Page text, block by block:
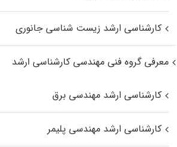
کارشناسی ارشد زیست‌ شناسی جانوری
معرفی گروه فنی مهندسی کارشناسی ارشد
کارشناسی ارشد مهندسی برق
کارشناسی ارشد مهندسی پلیمر